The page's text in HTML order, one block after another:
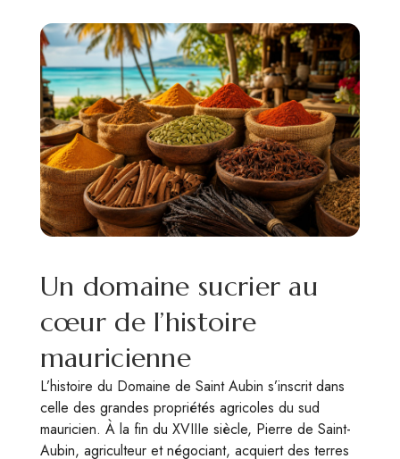
Un domaine sucrier au
cœur de l’histoire
mauricienne
L’histoire du Domaine de Saint Aubin s’inscrit dans
celle des grandes propriétés agricoles du sud
mauricien. À la fin du XVIIIe siècle, Pierre de Saint-
Aubin, agriculteur et négociant, acquiert des terres